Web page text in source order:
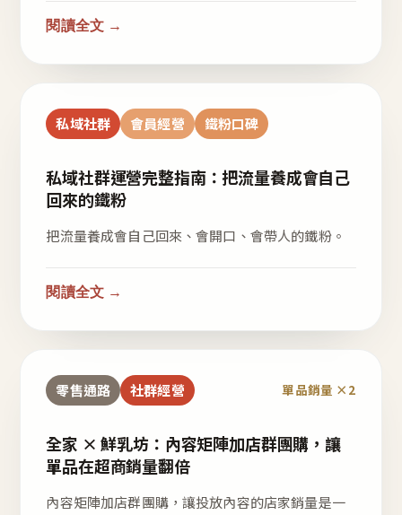
閱讀全文 →
私域社群 會員經營 鐵粉口碑
私域社群運營完整指南：把流量養成會自己
回來的鐵粉
把流量養成會自己回來、會開口、會帶人的鐵粉。
閱讀全文 →
零售通路 社群經營 單品銷量 ×2
全家 × 鮮乳坊：內容矩陣加店群團購，讓
單品在超商銷量翻倍
內容矩陣加店群團購，讓投放內容的店家銷量是一